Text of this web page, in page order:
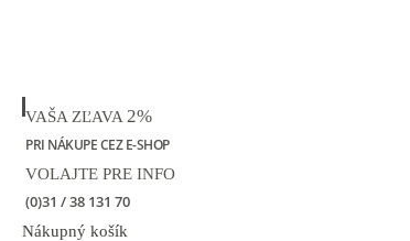
VAŠA ZĽAVA 2%
PRI NÁKUPE CEZ E-SHOP
VOLAJTE PRE INFO
(0)31 / 38 131 70
Nákupný košík